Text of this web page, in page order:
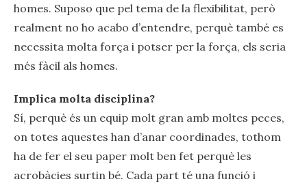
homes. Suposo que pel tema de la flexibilitat, però
realment no ho acabo d’entendre, perquè també es
necessita molta força i potser per la força, els seria
més fàcil als homes.
Implica molta disciplina?
Sí, perquè és un equip molt gran amb moltes peces,
on totes aquestes han d’anar coordinades, tothom
ha de fer el seu paper molt ben fet perquè les
acrobàcies surtin bé. Cada part té una funció i